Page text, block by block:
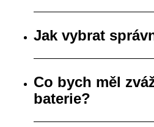
Jak vybrat
Co bych měl
baterie?